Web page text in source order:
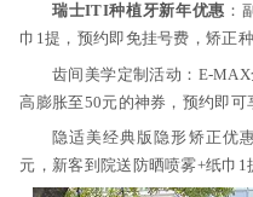
瑞士ITI种植牙新年优惠 ：
巾1提，预约即免挂号费，矫正
齿间美学定制活动：E-
高膨胀至50元的神券，预约即可
隐适美经典版隐形矫正优
元，新客到院送防晒喷雾+纸巾1